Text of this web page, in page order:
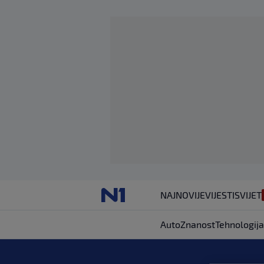
NAJNOVIJEVIJESTISVIJET
AutoZnanostTehnologija